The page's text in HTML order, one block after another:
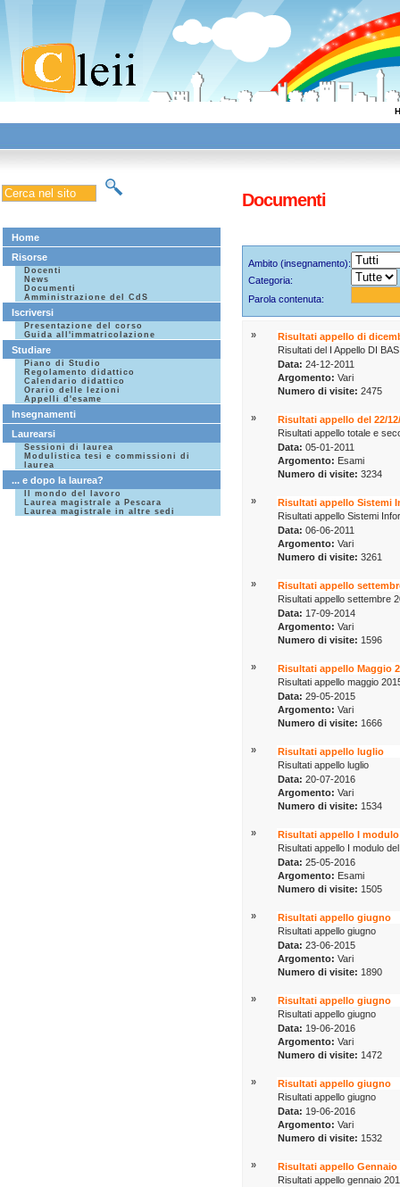
Home
Risorse
Docenti
News
Documenti
Amministrazione del CdS
Iscriversi
Presentazione del corso
Guida all'immatricolazione
Studiare
Piano di Studio
Regolamento didattico
Calendario didattico
Orario delle lezioni
Appelli d'esame
Insegnamenti
Laurearsi
Sessioni di laurea
Modulistica tesi e commissioni di
laurea
... e dopo la laurea?
Il mondo del lavoro
Laurea magistrale a Pescara
Laurea magistrale in altre sedi
Documenti
Ambito (insegnamento):
Categoria:
Parola contenuta:
»
Risultati appello di
Risultati del I Appello DI
Data: 24-12-2011
Argomento: Vari
Numero di visite: 2475
»
Risultati appello del 22/
Risultati appello totale e
Data: 05-01-2011
Argomento: Esami
Numero di visite: 3234
»
Risultati appello Sistemi
Risultati appello Sistemi
Data: 06-06-2011
Argomento: Vari
Numero di visite: 3261
»
Risultati appello
Risultati appello settembre
Data: 17-09-2014
Argomento: Vari
Numero di visite: 1596
»
Risultati appello Maggio
Risultati appello maggio
Data: 29-05-2015
Argomento: Vari
Numero di visite: 1666
»
Risultati appello luglio
Risultati appello luglio
Data: 20-07-2016
Argomento: Vari
Numero di visite: 1534
»
Risultati appello I modulo
Risultati appello I modulo
Data: 25-05-2016
Argomento: Esami
Numero di visite: 1505
»
Risultati appello giugno
Risultati appello giugno
Data: 23-06-2015
Argomento: Vari
Numero di visite: 1890
»
Risultati appello giugno
Risultati appello giugno
Data: 19-06-2016
Argomento: Vari
Numero di visite: 1472
»
Risultati appello giugno
Risultati appello giugno
Data: 19-06-2016
Argomento: Vari
Numero di visite: 1532
»
Risultati appello Gennaio
Risultati appello gennaio